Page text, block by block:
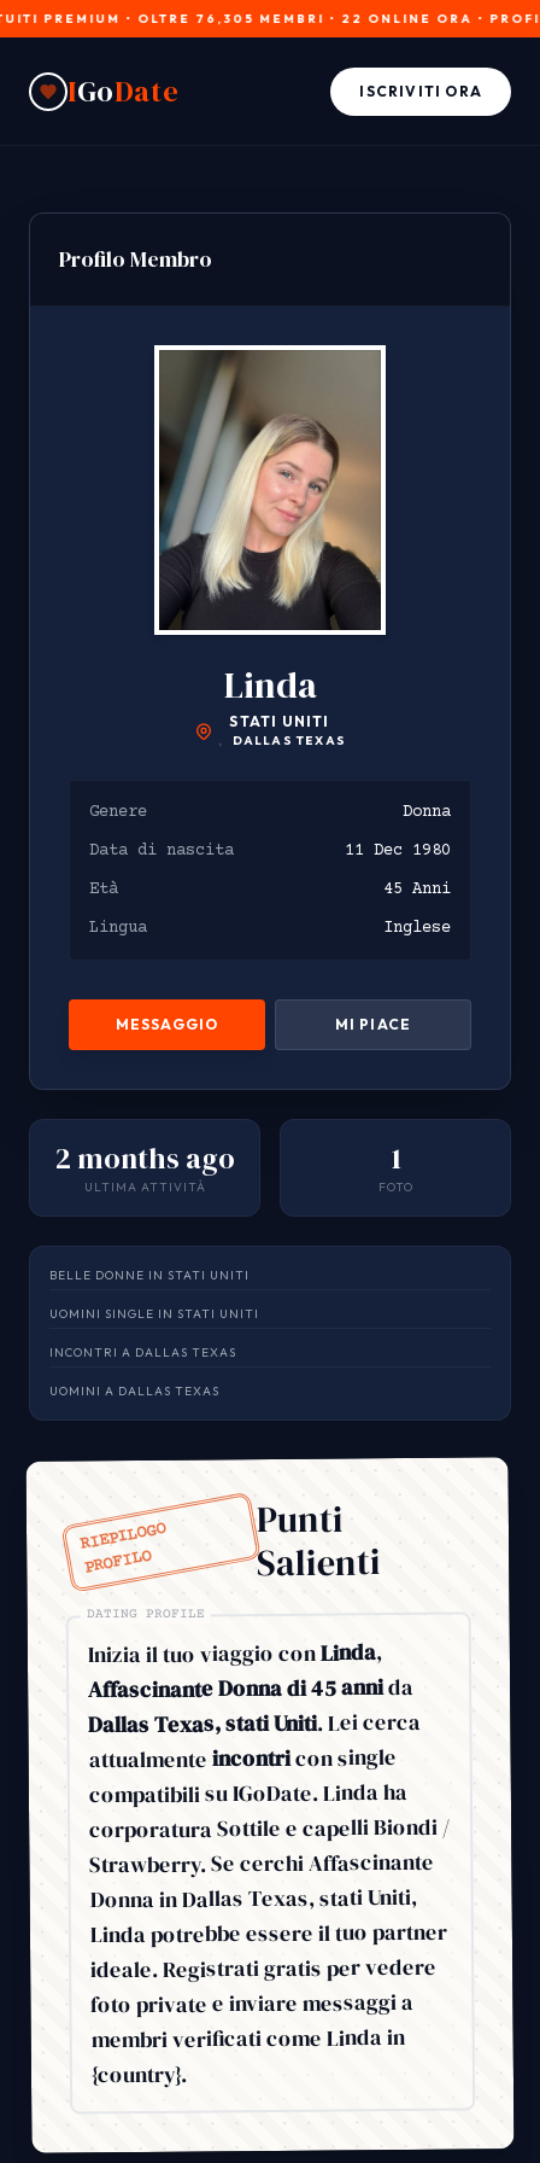
PREMIUM • OLTRE 76,305 MEMBRI • 22 ONLINE ORA •
IGoDate ISCRIVITI ORA
Profilo Membro
Linda
STATI UNITI
, DALLAS TEXAS
Genere
Donna
Data di nascita
11 Dec 1980
Età
45 Anni
Lingua
Inglese
MESSAGGIO MI PIACE
2 months ago
ULTIMA ATTIVITÀ
1
FOTO
BELLE DONNE IN STATI UNITI
UOMINI SINGLE IN STATI UNITI
INCONTRI A DALLAS TEXAS
UOMINI A DALLAS TEXAS
RIEPILOGO
PROFILO
Punti
Salienti
DATING PROFILE
Inizia il tuo viaggio conLinda,
Affascinante Donna di 45 annida
Dallas Texas, stati Uniti. Lei cerca
attualmenteincontricon single
compatibili su IGoDate. Linda ha
corporatura Sottile e capelli Biondi /
Strawberry. Se cerchi Affascinante
Donna in Dallas Texas, stati Uniti,
Linda potrebbe essere il tuo partner
ideale. Registrati gratis per vedere
foto private e inviare messaggi a
membri verificati come Linda in
{country}.